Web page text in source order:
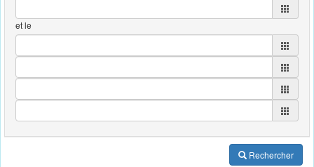
et le
Rechercher